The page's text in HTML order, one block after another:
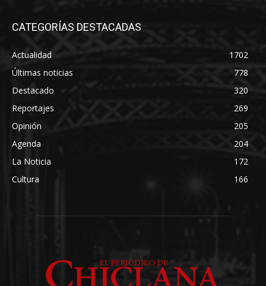
CATEGORÍAS DESTACADAS
Actualidad
1702
Últimas noticias
778
Destacado
320
Reportajes
269
Opinión
205
Agenda
204
La Noticia
172
Cultura
166